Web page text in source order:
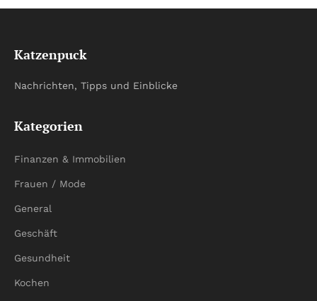
Katzenpuck
Nachrichten, Tipps und Einblicke
Kategorien
Finanzen & Immobilien
Frauen / Mode
General
Geschäft
Gesundheit
Kochen